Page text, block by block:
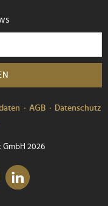
AGB
Datenschutz
2026